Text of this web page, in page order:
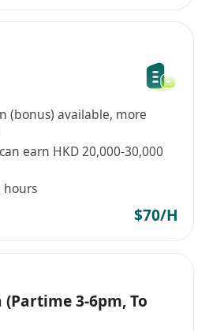
(bonus) available, more
earn HKD 20,000-30,000
hours
$70/H
3-6pm, To